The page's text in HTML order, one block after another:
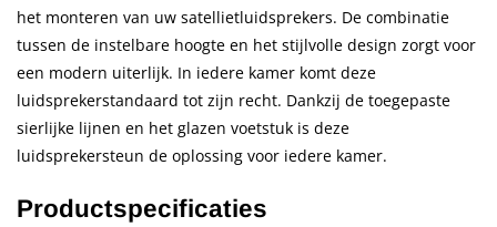
het monteren van uw satellietluidsprekers. De combinatie
tussen de instelbare hoogte en het stijlvolle design zorgt voor
een modern uiterlijk. In iedere kamer komt deze
luidsprekerstandaard tot zijn recht. Dankzij de toegepaste
sierlijke lijnen en het glazen voetstuk is deze
luidsprekersteun de oplossing voor iedere kamer.
Productspecificaties